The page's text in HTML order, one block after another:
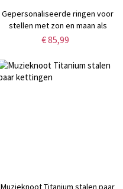
Gepersonaliseerde ringen voor
stellen met zon en maan als
Valentijnscadeau
€ 85,99
Muzieknoot Titanium stalen paar